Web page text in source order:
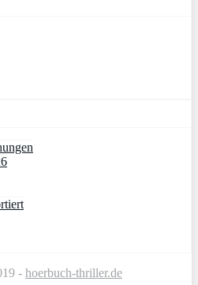
- hoerbuch-thriller.de